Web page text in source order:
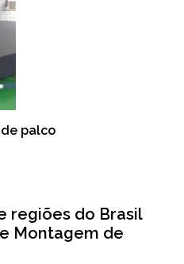
palco
regiões do Brasil
Montagem de